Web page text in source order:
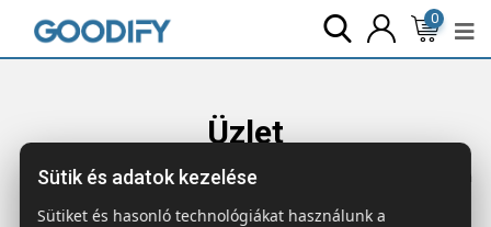
0
Üzlet
Főoldal Termékek Iroda & Írás
ORWELL Újrah. alumínium
tollkészlet
Sütik és adatok kezelése
Sütiket és hasonló technológiákat használunk a